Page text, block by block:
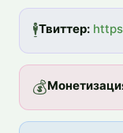
🕴️Твиттер:
💰